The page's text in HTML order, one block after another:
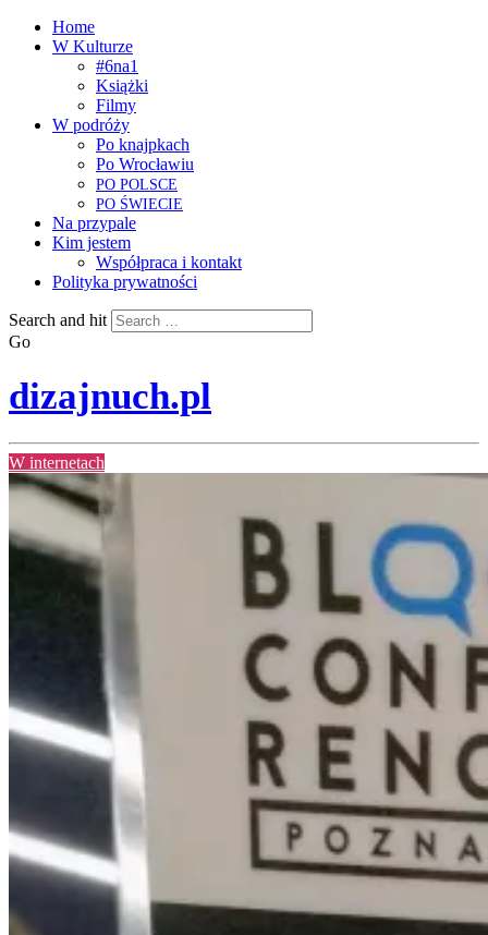
Home
W Kulturze
#6na1
Książki
Filmy
W podróży
Po knajpkach
Po Wrocławiu
PO POLSCE
PO ŚWIECIE
Na przypale
Kim jestem
Współpraca i kontakt
Polityka prywatności
Search and hit
Go
dizajnuch.pl
W internetach